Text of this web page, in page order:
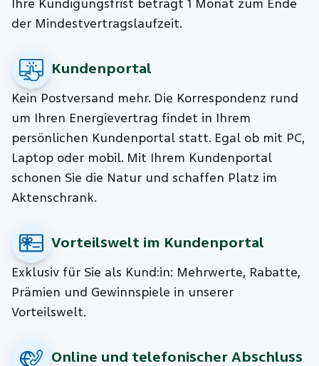
Ihre Kündigungsfrist beträgt 1 Monat zum Ende
der Mindestvertragslaufzeit.
Kundenportal
Kein Postversand mehr. Die Korrespondenz rund
um Ihren Energievertrag findet in Ihrem
persönlichen Kundenportal statt. Egal ob mit PC,
Laptop oder mobil. Mit Ihrem Kundenportal
schonen Sie die Natur und schaffen Platz im
Aktenschrank.
Vorteilswelt im Kundenportal
Exklusiv für Sie als Kund:in: Mehrwerte, Rabatte,
Prämien und Gewinnspiele in unserer
Vorteilswelt.
Online und telefonischer Abschluss